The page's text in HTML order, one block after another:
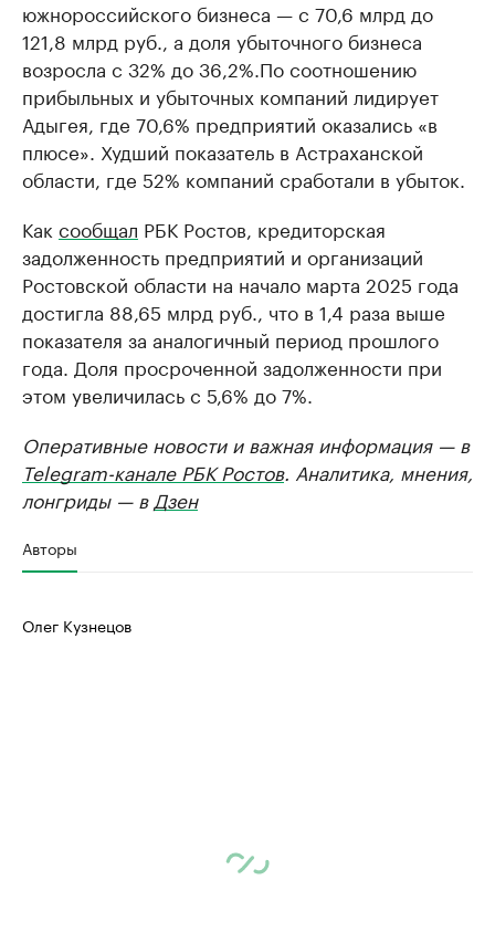
южнороссийского бизнеса — с 70,6 млрд до
121,8 млрд руб., а доля убыточного бизнеса
возросла с 32% до 36,2%.По соотношению
прибыльных и убыточных компаний лидирует
Адыгея, где 70,6% предприятий оказались «в
плюсе». Худший показатель в Астраханской
области, где 52% компаний сработали в убыток.
Как сообщал РБК Ростов, кредиторская
задолженность предприятий и организаций
Ростовской области на начало марта 2025 года
достигла 88,65 млрд руб., что в 1,4 раза выше
показателя за аналогичный период прошлого
года. Доля просроченной задолженности при
этом увеличилась с 5,6% до 7%.
Оперативные новости и важная информация — в
Telegram-канале РБК Ростов. Аналитика, мнения,
лонгриды — в Дзен
Авторы
Олег Кузнецов